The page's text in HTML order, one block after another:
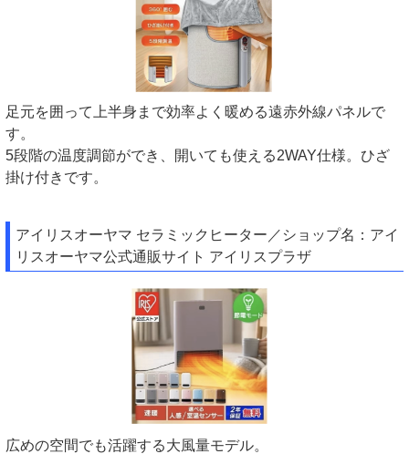
足元を囲って上半身まで効率よく暖める遠赤外線パネルで
す。
5段階の温度調節ができ、開いても使える2WAY仕様。ひざ
掛け付きです。
アイリスオーヤマ セラミックヒーター／ショップ名：アイ
リスオーヤマ公式通販サイト アイリスプラザ
広めの空間でも活躍する大風量モデル。